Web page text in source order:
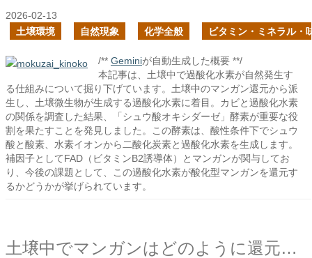
2026-02-13
土壌環境
自然現象 化学全般 ビタミン・ミネラル・
/** Geminiが自動生成した概要 **/
本記事は、土壌中で過酸化水素が自然発生す
る仕組みについて掘り下げています。土壌中のマンガン還元から派
生し、土壌微生物が生成する過酸化水素に着目。カビと過酸化水素
の関係を調査した結果、「シュウ酸オキシダーゼ」酵素が重要な役
割を果たすことを発見しました。この酵素は、酸性条件下でシュウ
酸と酸素、水素イオンから二酸化炭素と過酸化水素を生成します。
補因子としてFAD（ビタミンB2誘導体）とマンガンが関与してお
り、今後の課題として、この過酸化水素が酸化型マンガンを還元す
るかどうかが挙げられています。
土壌中でマンガンはどのように還元されるか？の続き